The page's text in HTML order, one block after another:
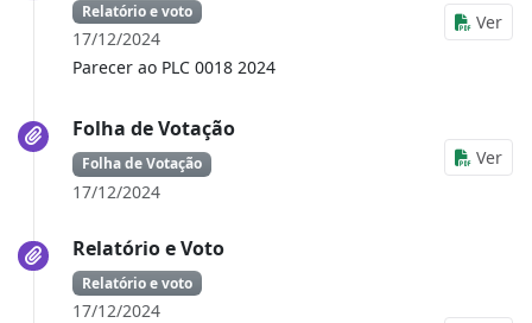
Relatório e voto
17/12/2024
Parecer ao PLC 0018 2024
Ver
Folha de Votação
Folha de Votação
17/12/2024
Ver
Relatório e Voto
Relatório e voto
17/12/2024